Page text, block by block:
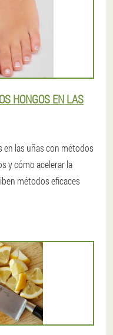
HONGOS EN LAS
en las uñas con métodos
y cómo acelerar la
métodos eficaces